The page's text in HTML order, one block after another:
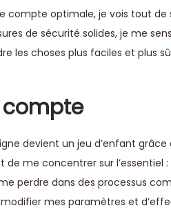
compte optimale, je vois tout
de sécurité solides, je me
les choses plus faciles et plus
devient un jeu d’enfant
me concentrer sur l’essentiel
perdre dans des processus
mes paramètres et